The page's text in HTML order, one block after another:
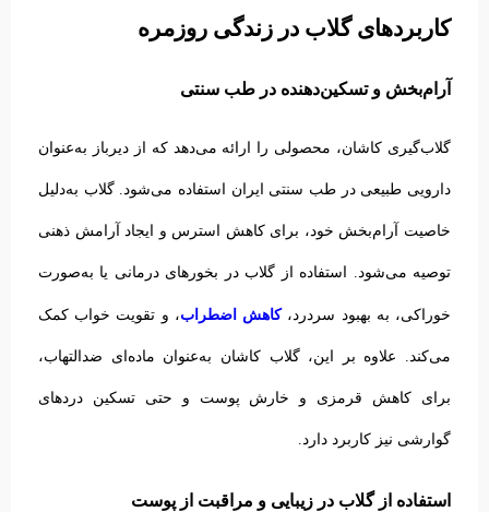
کاربردهای گلاب در زندگی روزمره
آرام‌بخش و تسکین‌دهنده در طب سنتی
گلاب‌گیری کاشان، محصولی را ارائه می‌دهد که از دیرباز به‌عنوان
دارویی طبیعی در طب سنتی ایران استفاده می‌شود. گلاب به‌دلیل
خاصیت آرام‌بخش خود، برای کاهش استرس و ایجاد آرامش ذهنی
توصیه می‌شود. استفاده از گلاب در بخورهای درمانی یا به‌صورت
خوراکی، به بهبود سردرد،کاهش اضطراب، و تقویت خواب کمک
می‌کند. علاوه بر این، گلاب کاشان به‌عنوان ماده‌ای ضدالتهاب،
برای کاهش قرمزی و خارش پوست و حتی تسکین دردهای
گوارشی نیز کاربرد دارد.
استفاده از گلاب در زیبایی و مراقبت از پوست